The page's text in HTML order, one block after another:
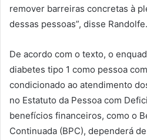
remover barreiras concretas à
dessas pessoas”, disse Randolfe.
De acordo com o texto, o
diabetes tipo 1 como pessoa
condicionado ao atendimento
no Estatuto da Pessoa com
benefícios financeiros, como o
Continuada (BPC), dependerá